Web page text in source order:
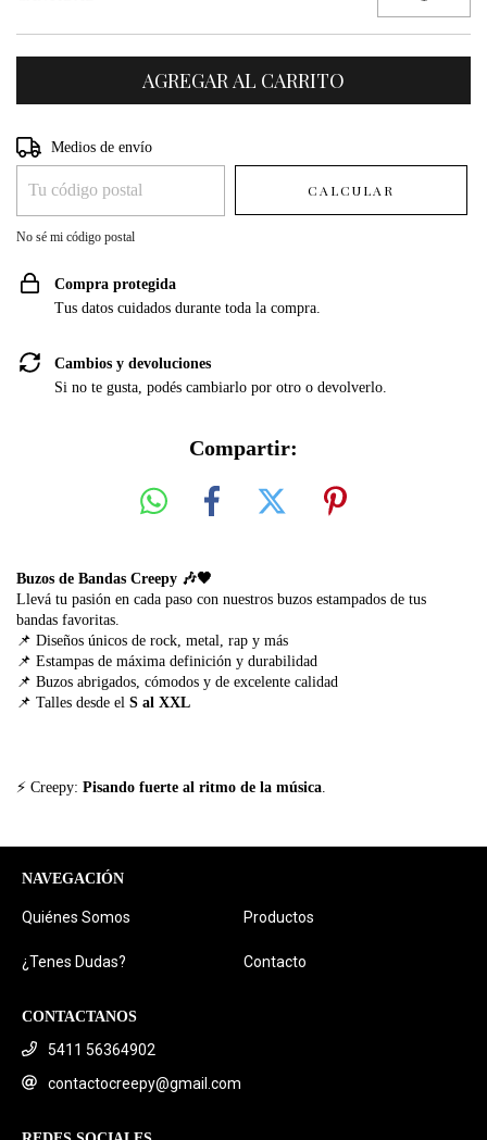
Entregas para el CP:
Medios de envío
CALCULAR
No sé mi código postal
Compra protegida
Tus datos cuidados durante toda la compra.
Cambios y devoluciones
Si no te gusta, podés cambiarlo por otro o devolverlo.
Compartir:
Buzos de Bandas Creepy 🎶🖤
Llevá tu pasión en cada paso con nuestros buzos estampados de tus
bandas favoritas.
📌 Diseños únicos de rock, metal, rap y más
📌 Estampas de máxima definición y durabilidad
📌 Buzos abrigados, cómodos y de excelente calidad
📌 Talles desde el S al XXL
⚡ Creepy: Pisando fuerte al ritmo de la música
NAVEGACIÓN
Quiénes Somos Productos
¿Tenes Dudas? Contacto
CONTACTANOS
5411 56364902
contactocreepy@gmail.com